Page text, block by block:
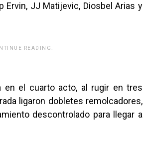
Ervin, JJ Matijevic, Diosbel Arias y
READING.
en el cuarto acto, al rugir en tres
ligaron dobletes remolcadores,
descontrolado para llegar a